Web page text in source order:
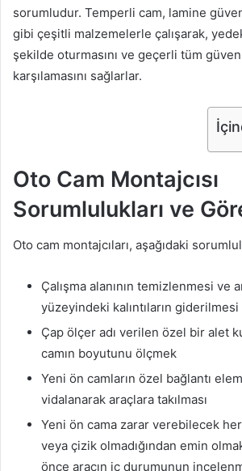
sorumludur. Temperli cam, lamine
gibi çeşitli malzemelerle çalışarak,
şekilde oturmasını ve geçerli tüm
karşılamasını sağlarlar.
Oto Cam Montajcısı
Sorumlulukları ve
Oto cam montajcıları, aşağıdaki
Çalışma alanının temizlenmesi ve
yüzeyindeki kalıntıların giderilmesi
Çap ölçer adı verilen özel bir alet
camın boyutunu ölçmek
Yeni ön camların özel bağlantı
vidalanarak araçlara takılması
Yeni ön cama zarar verebilecek
veya çizik olmadığından emin
önce aracın iç durumunun